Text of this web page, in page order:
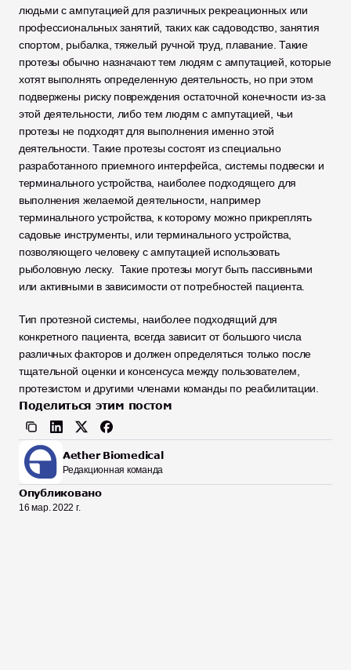
людьми с ампутацией для различных рекреационных или
профессиональных занятий, таких как садоводство, занятия
спортом, рыбалка, тяжелый ручной труд, плавание. Такие
протезы обычно назначают тем людям с ампутацией, которые
хотят выполнять определенную деятельность, но при этом
подвержены риску повреждения остаточной конечности из-за
этой деятельности, либо тем людям с ампутацией, чьи
протезы не подходят для выполнения именно этой
деятельности. Такие протезы состоят из специально
разработанного приемного интерфейса, системы подвески и
терминального устройства, наиболее подходящего для
выполнения желаемой деятельности, например
терминального устройства, к которому можно прикреплять
садовые инструменты, или терминального устройства,
позволяющего человеку с ампутацией использовать
рыболовную леску.  Такие протезы могут быть пассивными
или активными в зависимости от потребностей пациента.
Тип протезной системы, наиболее подходящий для
конкретного пациента, всегда зависит от большого числа
различных факторов и должен определяться только после
тщательной оценки и консенсуса между пользователем,
протезистом и другими членами команды по реабилитации.
Поделиться этим постом
Aether Biomedical
Редакционная команда
Опубликовано
16 мар. 2022 г.